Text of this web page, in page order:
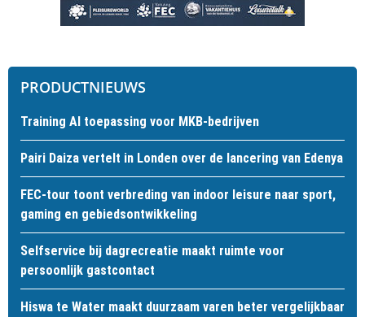
PRODUCTNIEUWS
Training AI toepassing voor MKB-bedrijven
Pairi Daiza vertelt in Londen over de lancering van Edenya
FEC-tour toont verbreding van indoor leisure naar sport,
gaming en gebiedsontwikkeling
Selfservice bij dagrecreatie maakt ruimte voor
persoonlijk gastcontact
Hiswa te Water maakt duurzaam varen beter vergelijkbaar